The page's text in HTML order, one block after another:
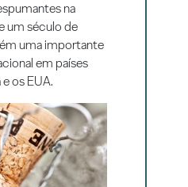
na
um século de
uma importante
em países
os EUA.